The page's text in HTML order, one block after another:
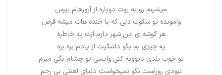
میشینم رو به روت دوباره از آروزهام بپرس
وامونده تو سکوت دلی که با خنده هات میشه قرص
هر گوشه ی این شهر دارم ازت یه خاطره
یه چیزی بم بگو دلتنگیت از یادم بره بره
تو خوب بلدی دیوونه کنی وایسی تو چشام بگی میرم
نبودی روراست نگو نمیخواست دنیای لعنتی بی رحم